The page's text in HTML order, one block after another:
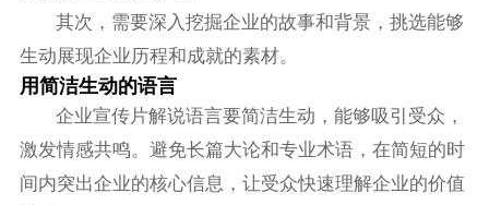
其次，需要深入挖掘企业的故事和背景，挑选能够
生动展现企业历程和成就的素材。
用简洁生动的语言
企业宣传片解说语言要简洁生动，能够吸引受众，
激发情感共鸣。避免长篇大论和专业术语，在简短的时
间内突出企业的核心信息，让受众快速理解企业的价值